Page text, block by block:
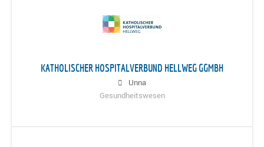
KATHOLISCHER HOSPITALVERBUND HELLWEG GGMBH
Unna
Gesundheitswesen